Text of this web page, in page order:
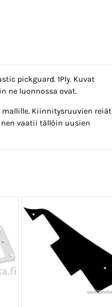
pickguard. 1Ply. Kuvat
ne luonnossa ovat.
Kiinnitysruuvien reiät
vaatii tällöin uusien